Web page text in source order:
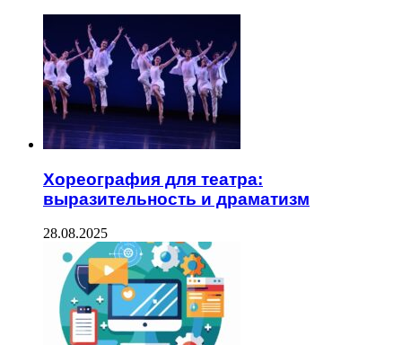
Хореография для театра:
выразительность и драматизм
28.08.2025